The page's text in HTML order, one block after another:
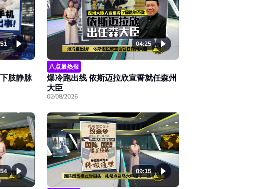
肢静脉
04:25
八点最热报
爆冷跑出线 依斯迈拉欣宣誓就任森州
大臣
02/08/2026
09:15